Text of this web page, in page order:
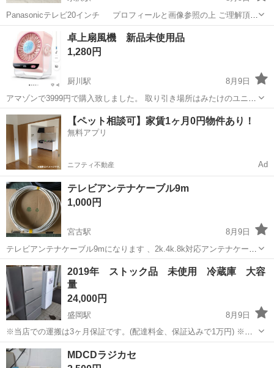
Panasonicテレビ20インチ プロフィールと画像参照の上 ご理解頂け
る方のみお問合せ下さい 引渡し場所 : 松田書店本店Gアクセス駐車場
引渡し日時 : 要相談 丁寧な取引を心掛けております よろしくお願いし
ま...
岩手 奥州市 水沢駅 テレビ
卓上扇風機 新品未使用品
1,280円
厨川駅
8月9日
アマゾンで3999円で購入致しました。 取り引き場所はみたけのユニバ
ースでお願いいたします。
岩手 盛岡市 厨川駅 季節、空調家電 ユニバース
【ペット相談可】家賃1ヶ月0円物件あり！
無料アプリ
ニフティ不動産 Ad
テレビアンテナケーブル9m
1,000円
宮古駅
8月9日
テレビアンテナケーブル9mになります 、2k.4k.8k対応アンテナケーブ
ルです
岩手 宮古市 宮古駅 家電 テレビアンテナケーブル
2019年 ストック品 未使用 冷蔵庫 大容
量
24,000円
盛岡駅
8月9日
※当店での運搬は3ヶ月保証です。(配達料金、保証込みで1万円) ※会
社倉庫からのお品で似たような製品複数台あります。 ※動作テストの
使用はお許しください。 ※写真のメーカー出荷テープそのままなの...
岩手 盛岡市
MDCDラジカセ